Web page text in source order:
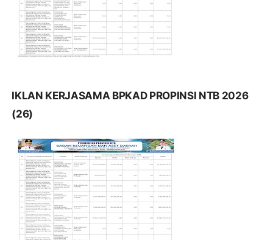
IKLAN KERJASAMA BPKAD PROPINSI NTB 2026
(26)